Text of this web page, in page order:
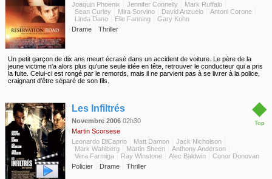
Joaquin Phoenix
Jennifer Connelly
Mark Ruffalo
Sean Curley
Mira Sorvino David Anzuelo
Antoni Corone
Linda Dano
Elle Fanning
Gary Kohn
Drame
Thriller
Un petit garçon de dix ans meurt écrasé dans un accident de voiture. Le père de la
jeune victime n'a alors plus qu'une seule idée en tête, retrouver le conducteur qui a pris
la fuite. Celui-ci est rongé par le remords, mais il ne parvient pas à se livrer à la police,
craignant d'être séparé de son fils.
◆
Top
Les Infiltrés
Novembre 2006 02h30
Martin Scorsese
Leonardo DiCaprio
Matt Damon
Jack Nicholson
Mark Wahlberg
Martin Sheen
Anthony Anderson
Vera Farmiga
Ray Winstone Alec Baldwin
Conor Donovan
Policier
Drame Thriller